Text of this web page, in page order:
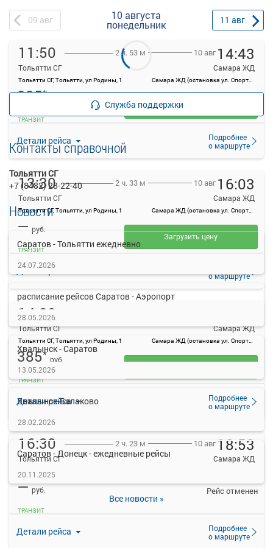
09 авг 10 августа
понедельник 11 авг
11:50
Тольятти СГ
Тольятти СГ, Тольятти, ул Родины, 1
2 ч. 53 м 10 авг 14:43
Самара ЖД
Самара ЖД (остановка ул. Спортивная 3А)
Детали рейса
Подробнее
о маршруте
385*
ТРАНЗИТ
Выбрать
13:30
Тольятти СГ
Тольятти СГ, Тольятти, ул Родины, 1
2 ч. 33 м 10 авг 16:03
Самара ЖД
Самара ЖД (остановка ул. Спортивная 3А)
Детали рейса
о маршруте
— руб.
ТРАНЗИТ
Загрузить цену
14:20
Тольятти СГ
Тольятти СГ, Тольятти, ул Родины, 1
Самара ЖД
Самара ЖД (остановка ул. Спортивная 3А)
Детали рейса
Подробнее
о маршруте
385* руб.
ТРАНЗИТ
16:30
Тольятти СГ
Тольятти СГ, Тольятти, ул Родины, 1
2 ч. 23 м 10 авг 18:53
Самара ЖД
Детали рейса
Подробнее
о маршруте
— руб.
ТРАНЗИТ
Рейс отменен
Служба поддержки
Контакты справочной
Тольятти СГ
+7 (8482) 28-22-40
Новости
Саратов - Тольятти ежедневно
24.07.2026
расписание рейсов Саратов - Аэропорт
28.05.2026
Хвалынск - Саратов
13.05.2026
Хвалынск-Балаково
28.02.2026
Саратов - Донецк - ежедневные рейсы
20.11.2025
Все новости »